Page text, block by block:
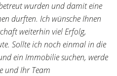
wurden und damit eine
durften. Ich wünsche Ihnen
weiterhin viel Erfolg,
Sollte ich noch einmal in die
ein Immobilie suchen, werde
und Ihr Team